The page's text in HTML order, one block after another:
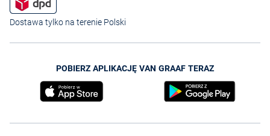
Dostawa tylko na terenie Polski
POBIERZ APLIKACJĘ VAN GRAAF TERAZ